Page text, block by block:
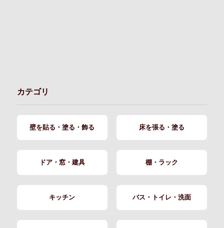
カテゴリ
壁を貼る・塗る・飾る 床を張る・塗る
ドア・窓・建具 棚・ラック
キッチン バス・トイレ・洗面